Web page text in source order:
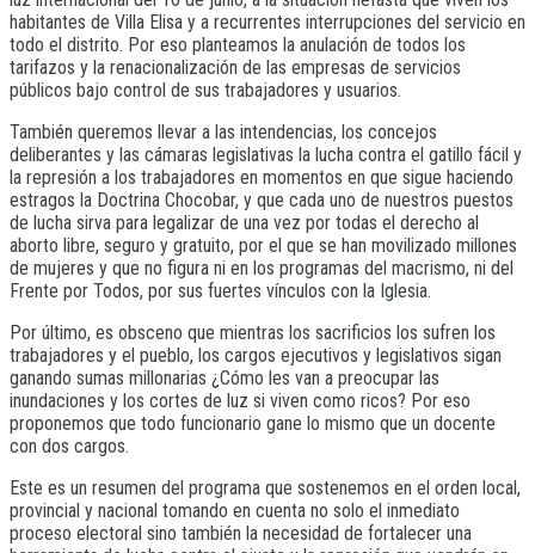
habitantes de Villa Elisa y a recurrentes interrupciones del servicio en
todo el distrito. Por eso planteamos la anulación de todos los
tarifazos y la renacionalización de las empresas de servicios
públicos bajo control de sus trabajadores y usuarios.
También queremos llevar a las intendencias, los concejos
deliberantes y las cámaras legislativas la lucha contra el gatillo fácil y
la represión a los trabajadores en momentos en que sigue haciendo
estragos la Doctrina Chocobar, y que cada uno de nuestros puestos
de lucha sirva para legalizar de una vez por todas el derecho al
aborto libre, seguro y gratuito, por el que se han movilizado millones
de mujeres y que no figura ni en los programas del macrismo, ni del
Frente por Todos, por sus fuertes vínculos con la Iglesia.
Por último, es obsceno que mientras los sacrificios los sufren los
trabajadores y el pueblo, los cargos ejecutivos y legislativos sigan
ganando sumas millonarias ¿Cómo les van a preocupar las
inundaciones y los cortes de luz si viven como ricos? Por eso
proponemos que todo funcionario gane lo mismo que un docente
con dos cargos.
Este es un resumen del programa que sostenemos en el orden local,
provincial y nacional tomando en cuenta no solo el inmediato
proceso electoral sino también la necesidad de fortalecer una